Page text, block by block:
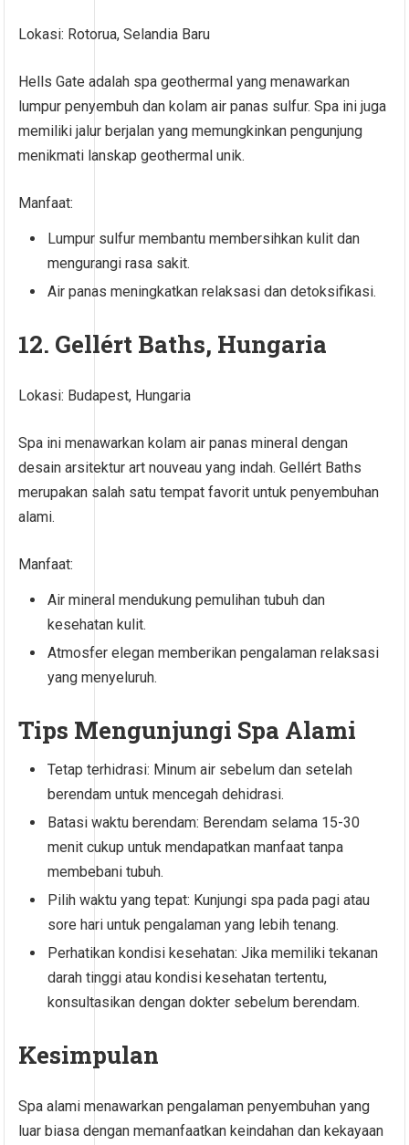
Lokasi: Rotorua, Selandia Baru
Hells Gate adalah spa geothermal yang menawarkan
lumpur penyembuh dan kolam air panas sulfur. Spa ini juga
memiliki jalur berjalan yang memungkinkan pengunjung
menikmati lanskap geothermal unik.
Manfaat:
Lumpur sulfur membantu membersihkan kulit dan
mengurangi rasa sakit.
Air panas meningkatkan relaksasi dan detoksifikasi.
12. Gellért Baths, Hungaria
Lokasi: Budapest, Hungaria
Spa ini menawarkan kolam air panas mineral dengan
desain arsitektur art nouveau yang indah. Gellért Baths
merupakan salah satu tempat favorit untuk penyembuhan
alami.
Manfaat:
Air mineral mendukung pemulihan tubuh dan
kesehatan kulit.
Atmosfer elegan memberikan pengalaman relaksasi
yang menyeluruh.
Tips Mengunjungi Spa Alami
Tetap terhidrasi: Minum air sebelum dan setelah
berendam untuk mencegah dehidrasi.
Batasi waktu berendam: Berendam selama 15-30
menit cukup untuk mendapatkan manfaat tanpa
membebani tubuh.
Pilih waktu yang tepat: Kunjungi spa pada pagi atau
sore hari untuk pengalaman yang lebih tenang.
Perhatikan kondisi kesehatan: Jika memiliki tekanan
darah tinggi atau kondisi kesehatan tertentu,
konsultasikan dengan dokter sebelum berendam.
Kesimpulan
Spa alami menawarkan pengalaman penyembuhan yang
luar biasa dengan memanfaatkan keindahan dan kekayaan